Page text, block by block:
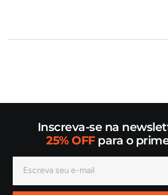
Inscreva-se na
25% OFFpara o